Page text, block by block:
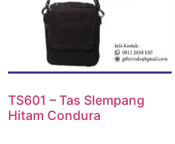
TS601 – Tas Slempang
Hitam Condura